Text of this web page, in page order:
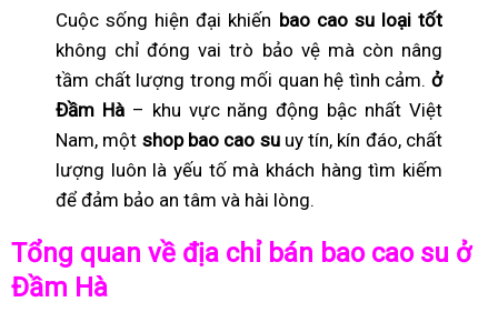
Cuộc sống hiện đại khiến bao cao su loại tốt
không chỉ đóng vai trò bảo vệ mà còn nâng
tầm chất lượng trong mối quan hệ tình cảm. ở
Đầm Hà– khu vực năng động bậc nhất Việt
Nam, một shop bao cao suuy tín, kín đáo, chất
lượng luôn là yếu tố mà khách hàng tìm kiếm
để đảm bảo an tâm và hài lòng.
Tổng quan về địa chỉ bán bao cao su ở
Đầm Hà